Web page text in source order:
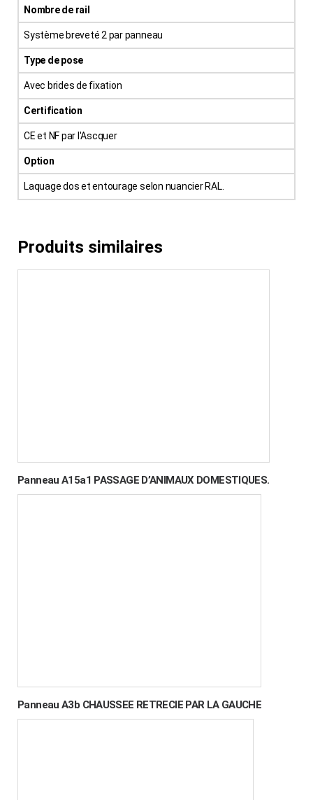
Nombre de rail
Système breveté 2 par panneau
Type de pose
Avec brides de fixation
Certification
CE et NF par l'Ascquer
Option
Laquage dos et entourage selon nuancier RAL.
Produits similaires
Panneau A15a1 PASSAGE D’ANIMAUX DOMESTIQUES.
Panneau A3b CHAUSSEE RETRECIE PAR LA GAUCHE